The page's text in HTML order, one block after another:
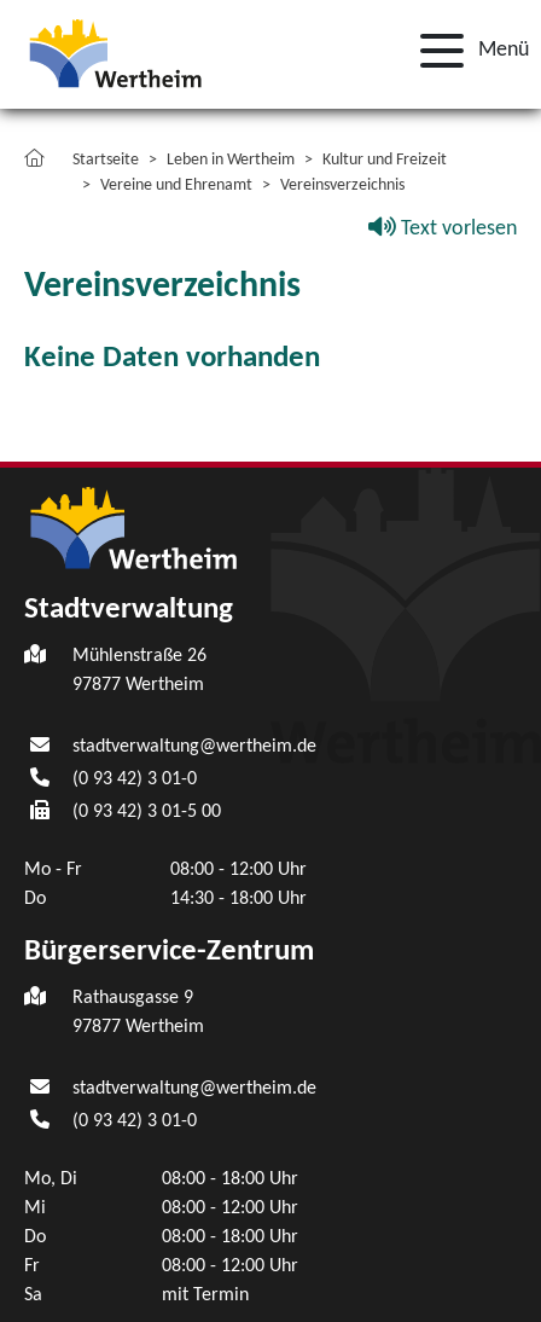
Menü
Startseite Leben in Wertheim
Kultur und Freizeit
Vereine und Ehrenamt
Vereinsverzeichnis
Text vorlesen
Vereinsverzeichnis
Keine Daten vorhanden
Stadtverwaltung
Mühlenstraße 26
97877 Wertheim
stadtverwaltung@wertheim.de
(0 93 42) 3 01-0
(0 93 42) 3 01-5 00
Mo - Fr
08:00 - 12:00 Uhr
Do
14:30 - 18:00 Uhr
Bürgerservice-Zentrum
Rathausgasse 9
97877 Wertheim
stadtverwaltung@wertheim.de
(0 93 42) 3 01-0
Mo, Di
08:00 - 18:00 Uhr
Mi
08:00 - 12:00 Uhr
Do
08:00 - 18:00 Uhr
Fr
08:00 - 12:00 Uhr
Sa
mit Termin